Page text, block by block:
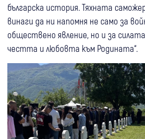
българска история. Тяхната
винаги да ни напомня не само за
обществено явление, но и за
честта и любовта към Родината“.